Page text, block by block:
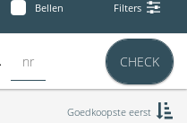
Bellen Filters
CHECK
Goedkoopste eerst